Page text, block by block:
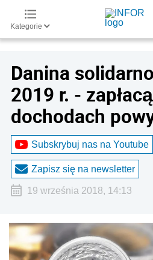
Kategorie
Danina
2019 r. -
dochodach
Subskrybuj nas na Youtube
Zapisz się na newsletter
19 września 2018, 14:13